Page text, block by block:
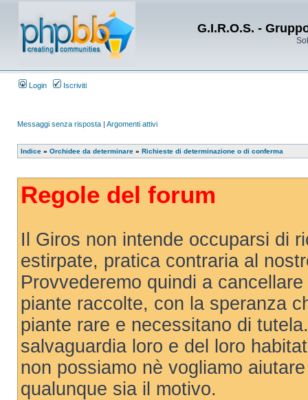
G.I.R.O.S. -
Login Iscriviti
Messaggi senza risposta | Argomenti attivi
Indice » Orchidee da determinare » Richieste di determinazione o di conferma
Regole del forum
Il Giros non intende occuparsi di
estirpate, pratica contraria al
Provvederemo quindi a
piante raccolte, con la speranza
piante rare e necessitano di
salvaguardia loro e del loro
non possiamo nè vogliamo
qualunque sia il motivo.